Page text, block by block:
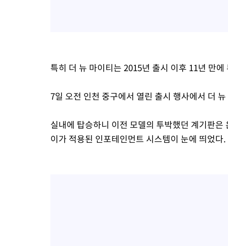
특히 더 뉴 마이티는 2015년 출시 이후 11년 만
7일 오전 인천 중구에서 열린 출시 행사에서 더
실내에 탑승하니 이전 모델의 투박했던 계기판
이가 적용된 인포테인먼트 시스템이 눈에 띄었다.